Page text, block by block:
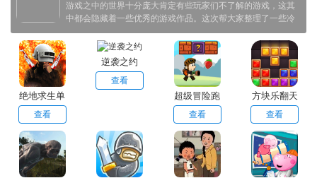
游戏之中的世界十分庞大肯定有些玩家们不了解的游戏，这其
中都会隐藏着一些优秀的游戏作品。这次帮大家整理了一些冷
门但好玩的游戏，让玩家们能够在其中开拓你的视野，快来其
中找找有没有你所感兴趣的游戏。
绝地求生单
机版
查看
逆袭之约
查看
超级冒险跑
步
查看
方块乐翻天
查看